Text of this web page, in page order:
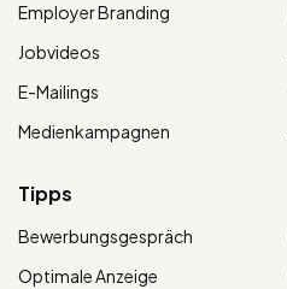
Employer Branding
Jobvideos
E-Mailings
Medienkampagnen
Tipps
Bewerbungsgespräch
Optimale Anzeige